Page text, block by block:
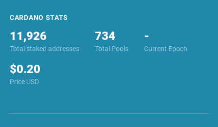
CARDANO STATS
Total staked addresses
11,926
Total Pools
734
Current Epoch
-
Price USD
$0.20